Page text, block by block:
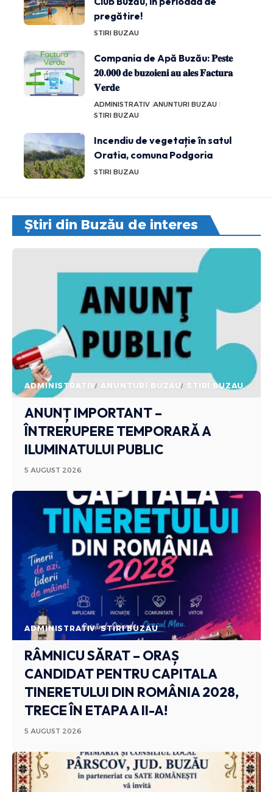
pregătire!
STIRI BUZAU
Compania de Apă Buzău: 𝐏𝐞𝐬𝐭𝐞
𝟐𝟎.𝟎𝟎𝟎 𝐝𝐞 𝐛𝐮𝐳𝐨𝐢𝐞𝐧𝐢 𝐚𝐮 𝐚𝐥𝐞𝐬 𝐅𝐚𝐜𝐭𝐮𝐫𝐚
𝐕𝐞𝐫𝐝𝐞
ADMINISTRATIV ANUNTURI BUZAU
STIRI BUZAU
Incendiu de vegetație în satul
Oratia, comuna Podgoria
STIRI BUZAU
Știri din Buzău de interes
ADMINISTRATIV ANUNTURI BUZAU STIRI BUZAU
ANUNȚ IMPORTANT –
ÎNTRERUPERE TEMPORARĂ A
ILUMINATULUI PUBLIC
5 AUGUST 2026
ADMINISTRATIV STIRI BUZAU
RÂMNICU SĂRAT – ORAȘ
CANDIDAT PENTRU CAPITALA
TINERETULUI DIN ROMÂNIA 2028,
TRECE ÎN ETAPA A II-A!
5 AUGUST 2026